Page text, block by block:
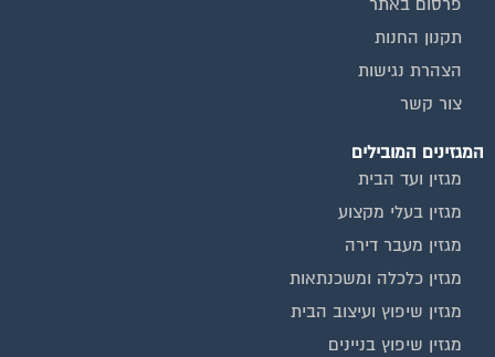
פרסום באתר
תקנון החנות
הצהרת נגישות
צור קשר
המגזינים המובילים
מגזין ועד הבית
מגזין בעלי מקצוע
מגזין מעבר דירה
מגזין כלכלה ומשכנתאות
מגזין שיפוץ ועיצוב הבית
מגזין שיפוץ בניינים